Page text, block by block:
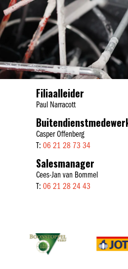
Filiaalleider
Paul Narracott
Casper Offenberg
T: 06 21 28 73 34
Salesmanager
Cees-Jan van Bommel
T: 06 21 28 24 43